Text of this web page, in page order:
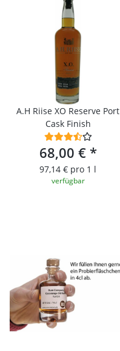
A.H Riise XO Reserve Port
Cask Finish
68,00 € *
97,14 € pro 1 l
verfügbar